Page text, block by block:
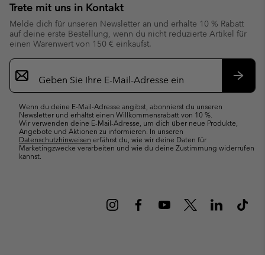
Trete mit uns in Kontakt
Melde dich für unseren Newsletter an und erhalte 10 % Rabatt
auf deine erste Bestellung, wenn du nicht reduzierte Artikel für
einen Warenwert von 150 € einkaufst.
Newsletter-
Anmeldung
Wenn du deine E-Mail-Adresse angibst, abonnierst du unseren
Newsletter und erhältst einen Willkommensrabatt von 10 %.
Wir verwenden deine E-Mail-Adresse, um dich über neue Produkte,
Angebote und Aktionen zu informieren. In unseren
Datenschutzhinweisen erfährst du, wie wir deine Daten für
Marketingzwecke verarbeiten und wie du deine Zustimmung widerrufen
kannst.